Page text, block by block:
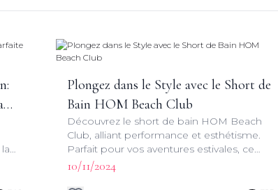
Plongez dans le Style avec le Short de
Bain HOM Beach Club
Découvrez le short de bain HOM Beach
Club, alliant performance et esthétisme.
Parfait pour vos aventures estivales, ce
maillot de bain combine style et
fonctionnalité pour une expérience
10/11/2024